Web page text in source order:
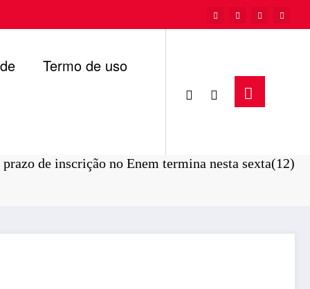
Termo de uso
de inscrição no Enem termina nesta sexta(12)